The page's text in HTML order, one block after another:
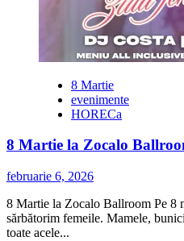
Teatru.
La
Călinescu!
8 Martie
evenimente
HORECa
8 Martie la Zocalo
februarie 6, 2026
8 Martie la Zocalo Ballroom Pe 8
sărbătorim femeile. Mamele,
toate acele...